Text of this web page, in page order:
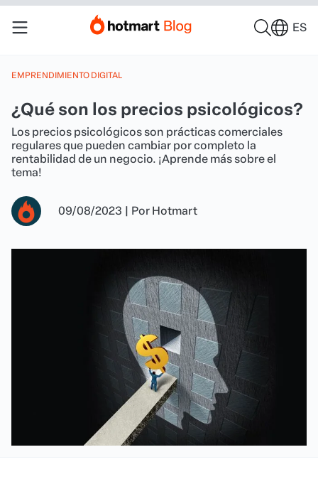
ES
EMPRENDIMIENTO DIGITAL
¿Qué son los precios psicológicos?
Los precios psicológicos son prácticas comerciales
regulares que pueden cambiar por completo la
rentabilidad de un negocio. ¡Aprende más sobre el
tema!
09/08/2023 | Por Hotmart